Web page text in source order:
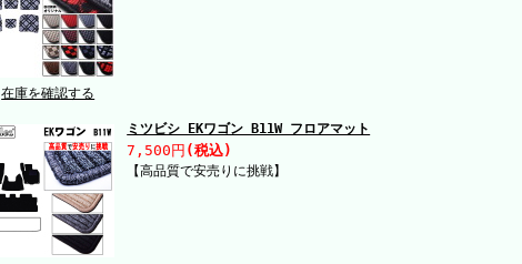
在庫を確認する
ミツビシ EKワゴン B11W フロアマット
7,500円 (税込)
【高品質で安売りに挑戦】